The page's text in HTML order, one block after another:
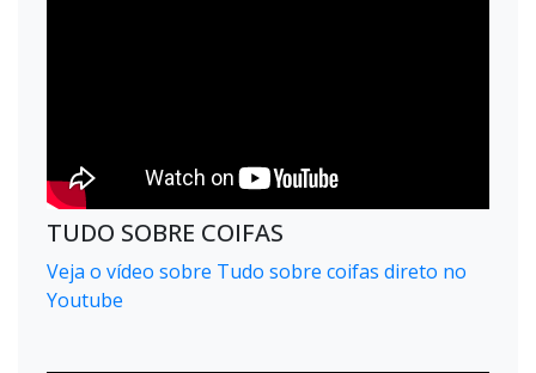
TUDO SOBRE COIFAS
Veja o vídeo sobre Tudo sobre coifas direto no
Youtube